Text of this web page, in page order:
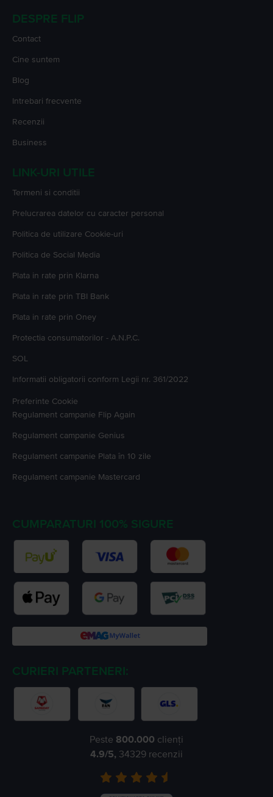
DESPRE FLIP
Contact
Cine suntem
Blog
Intrebari frecvente
Recenzii
Business
LINK-URI UTILE
Termeni si conditii
Prelucrarea datelor cu caracter personal
Politica de utilizare Cookie-uri
Politica de Social Media
Plata in rate prin Klarna
Plata in rate prin TBI Bank
Plata in rate prin Oney
Protectia consumatorilor - A.N.P.C.
SOL
Informatii obligatorii conform Legii nr. 361/2022
Preferinte Cookie
Regulament campanie Flip Again
Regulament campanie Genius
Regulament campanie Plata în 10 zile
Regulament campanie Mastercard
CUMPARATURI 100% SIGURE
CURIERI PARTENERI:
Peste 800.000 clienți
4.9/5, 34329 recenzii